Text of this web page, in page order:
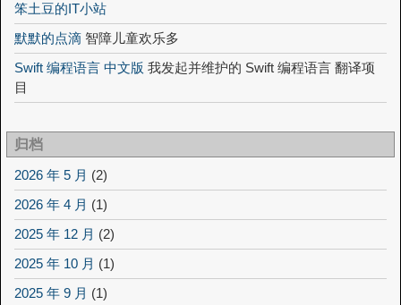
笨土豆的IT小站
默默的点滴 智障儿童欢乐多
Swift 编程语言 中文版 我发起并维护的 Swift 编程语言 翻译项
目
归档
2026 年 5 月 (2)
2026 年 4 月 (1)
2025 年 12 月 (2)
2025 年 10 月 (1)
2025 年 9 月 (1)